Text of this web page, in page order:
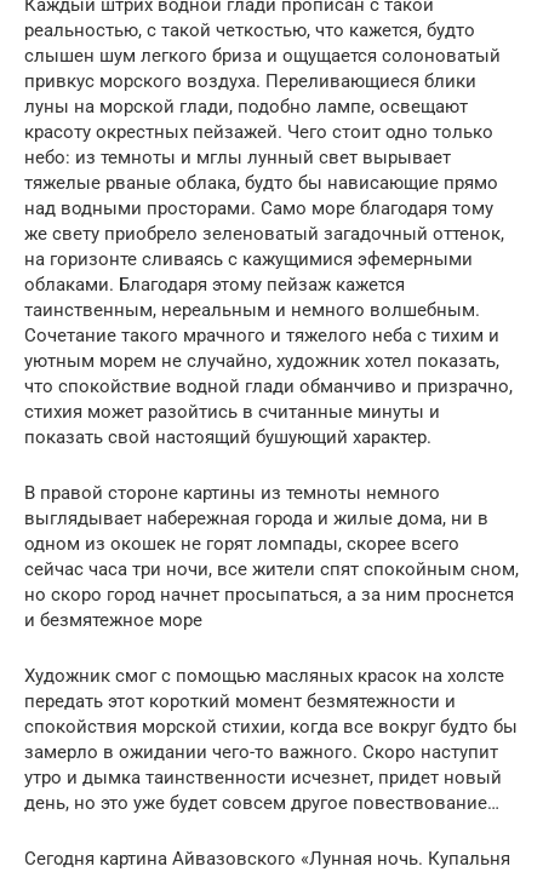
Каждый штрих водной глади прописан с такой
реальностью, с такой четкостью, что кажется, будто
слышен шум легкого бриза и ощущается солоноватый
привкус морского воздуха. Переливающиеся блики
луны на морской глади, подобно лампе, освещают
красоту окрестных пейзажей. Чего стоит одно только
небо: из темноты и мглы лунный свет вырывает
тяжелые рваные облака, будто бы нависающие прямо
над водными просторами. Само море благодаря тому
же свету приобрело зеленоватый загадочный оттенок,
на горизонте сливаясь с кажущимися эфемерными
облаками. Благодаря этому пейзаж кажется
таинственным, нереальным и немного волшебным.
Сочетание такого мрачного и тяжелого неба с тихим и
уютным морем не случайно, художник хотел показать,
что спокойствие водной глади обманчиво и призрачно,
стихия может разойтись в считанные минуты и
показать свой настоящий бушующий характер.
В правой стороне картины из темноты немного
выглядывает набережная города и жилые дома, ни в
одном из окошек не горят ломпады, скорее всего
сейчас часа три ночи, все жители спят спокойным сном,
но скоро город начнет просыпаться, а за ним проснется
и безмятежное море
Художник смог с помощью масляных красок на холсте
передать этот короткий момент безмятежности и
спокойствия морской стихии, когда все вокруг будто бы
замерло в ожидании чего-то важного. Скоро наступит
утро и дымка таинственности исчезнет, придет новый
день, но это уже будет совсем другое повествование…
Сегодня картина Айвазовского «Лунная ночь. Купальня